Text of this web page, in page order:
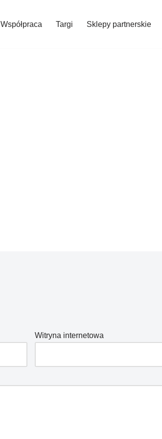
Współpraca Targi Sklepy partnerskie
Witryna internetowa